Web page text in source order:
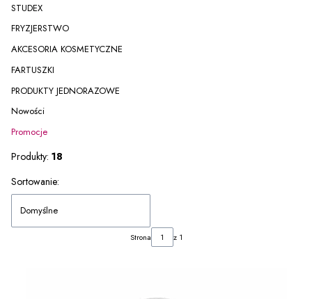
STUDEX
FRYZJERSTWO
AKCESORIA KOSMETYCZNE
FARTUSZKI
PRODUKTY JEDNORAZOWE
Nowości
Promocje
Koniec menu
Produkty: 18
Lista produktów
Sortowanie:
Domyślne
Strona z 1